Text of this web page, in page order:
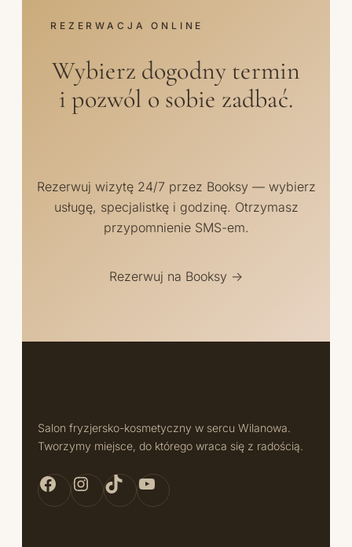
REZERWACJA ONLINE
Wybierz dogodny termin
i pozwól o sobie zadbać.
Rezerwuj wizytę 24/7 przez Booksy — wybierz
usługę, specjalistkę i godzinę. Otrzymasz
przypomnienie SMS-em.
Rezerwuj na Booksy →
Salon fryzjersko-kosmetyczny w sercu Wilanowa.
Tworzymy miejsce, do którego wraca się z radością.
Facebook Bellita
Instagram Bellita
TikTok Bellita
YouTube Bellita